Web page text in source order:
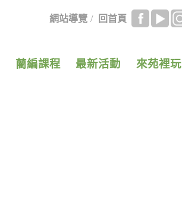
網站導覽 / 回首頁
藺編課程 最新活動 來苑裡玩